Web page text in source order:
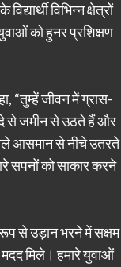
विभिन्न क्षेत्रों
को हुनर प्रशिक्षण
“तुम्हें जीवन में ग्रास-
से जमीन से उठते हैं और
आसमान से नीचे उतरते
सपनों को साकार करने
से उड़ान भरने में सक्षम
मदद मिले। हमारे युवाओं